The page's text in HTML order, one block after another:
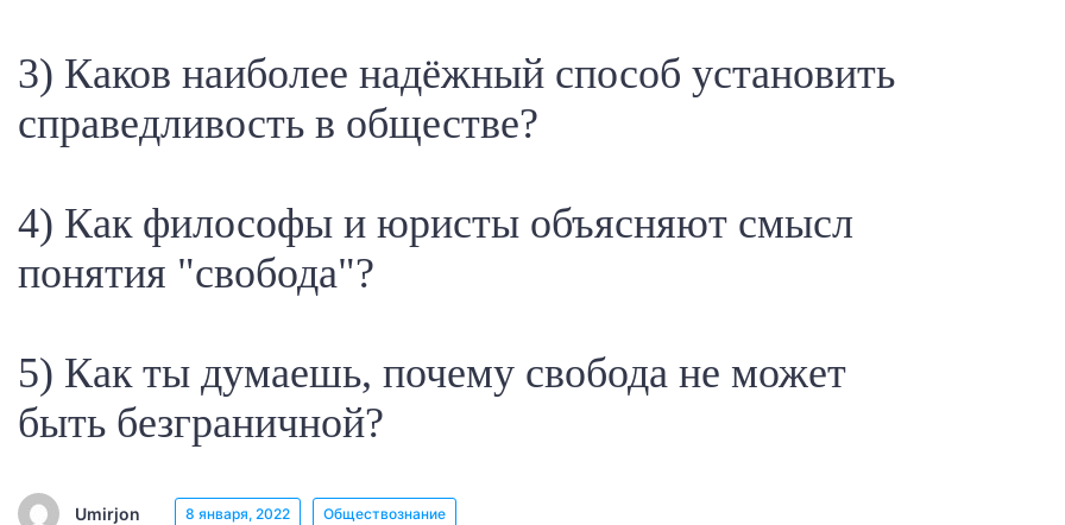
3) Каков наиболее надёжный способ установить
справедливость в обществе?
4) Как философы и юристы объясняют смысл
понятия "свобода"?
5) Как ты думаешь, почему свобода не может
быть безграничной?
Umirjon 8 января, 2022 Обществознание